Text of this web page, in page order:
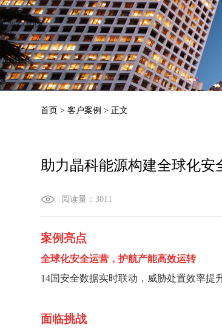
首页 >客户案例 > 正文
助力晶科能源构建全球化安
阅读量：3011
案例亮点
全球化安全运营，护航产能高效运转
14国安全数据实时联动，威胁处置效率提
面临挑战